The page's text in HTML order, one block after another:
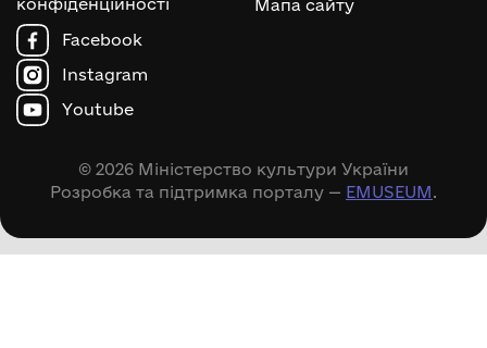
Мапа сайту
Facebook
Instagram
Youtube
© 2026 Міністерство культури України
Розробка та підтримка порталу — EMUSEUM.